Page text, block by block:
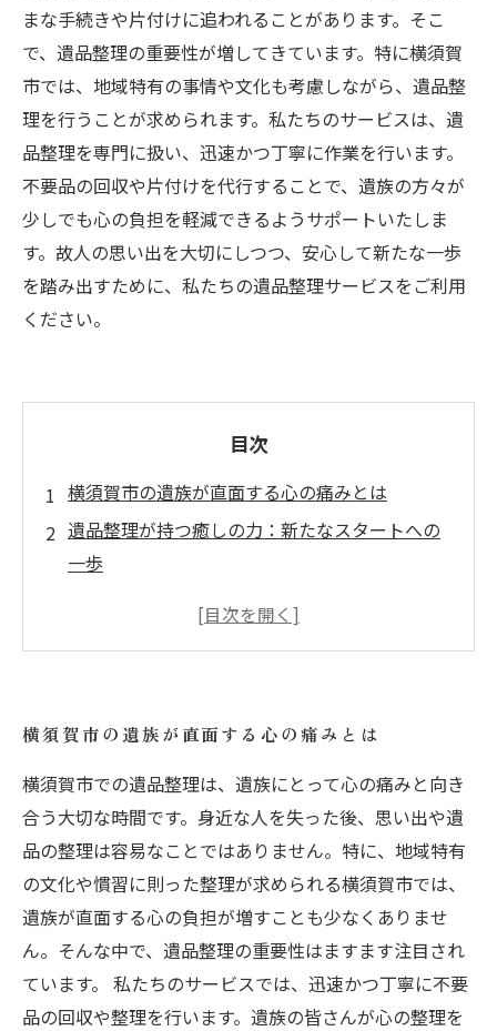
まな手続きや片付けに追われることがあります。そこ
で、遺品整理の重要性が増してきています。特に横須賀
市では、地域特有の事情や文化も考慮しながら、遺品整
理を行うことが求められます。私たちのサービスは、遺
品整理を専門に扱い、迅速かつ丁寧に作業を行います。
不要品の回収や片付けを代行することで、遺族の方々が
少しでも心の負担を軽減できるようサポートいたしま
す。故人の思い出を大切にしつつ、安心して新たな一歩
を踏み出すために、私たちの遺品整理サービスをご利用
ください。
目次
横須賀市の遺族が直面する心の痛みとは
遺品整理が持つ癒しの力：新たなスタートへの
一歩
地域特有の文化を考慮した遺品整理の重要性
横須賀市での遺品整理がもたらす安心感
新たな一歩を踏み出すための遺品整理サービス
の紹介
横須賀市の遺族が直面する心の痛みとは
横須賀市での遺品整理は、遺族にとって心の痛みと向き
合う大切な時間です。身近な人を失った後、思い出や遺
品の整理は容易なことではありません。特に、地域特有
の文化や慣習に則った整理が求められる横須賀市では、
遺族が直面する心の負担が増すことも少なくありませ
ん。そんな中で、遺品整理の重要性はますます注目され
ています。 私たちのサービスでは、迅速かつ丁寧に不要
品の回収や整理を行います。遺族の皆さんが心の整理を